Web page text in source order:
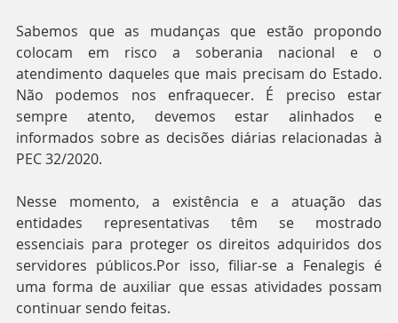
Sabemos que as mudanças que estão propondo
colocam em risco a soberania nacional e o
atendimento daqueles que mais precisam do Estado.
Não podemos nos enfraquecer. É preciso estar
sempre atento, devemos estar alinhados e
informados sobre as decisões diárias relacionadas à
PEC 32/2020.
Nesse momento, a existência e a atuação das
entidades representativas têm se mostrado
essenciais para proteger os direitos adquiridos dos
servidores públicos.Por isso, filiar-se a Fenalegis é
uma forma de auxiliar que essas atividades possam
continuar sendo feitas.